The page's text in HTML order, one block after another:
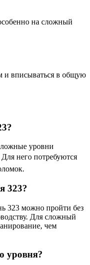
на сложный
и вписываться в общую
уровни
Для него потребуются
323?
323 можно пройти без
Для сложный
чем
уровня?